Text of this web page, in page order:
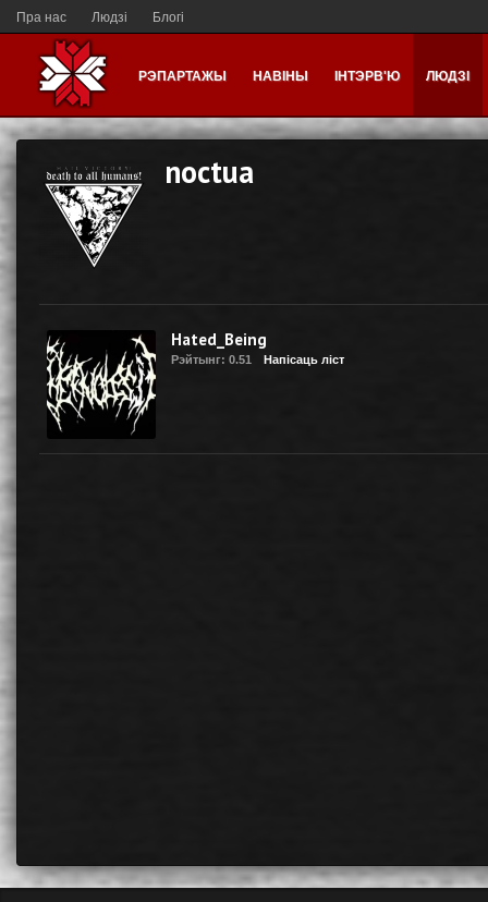
Пра нас Людзі Блогі
РЭПАРТАЖЫ НАВІНЫ ІНТЭРВ'Ю ЛЮДЗІ
noctua
Hated_Being
Рэйтынг: 0.51 Напісаць ліст